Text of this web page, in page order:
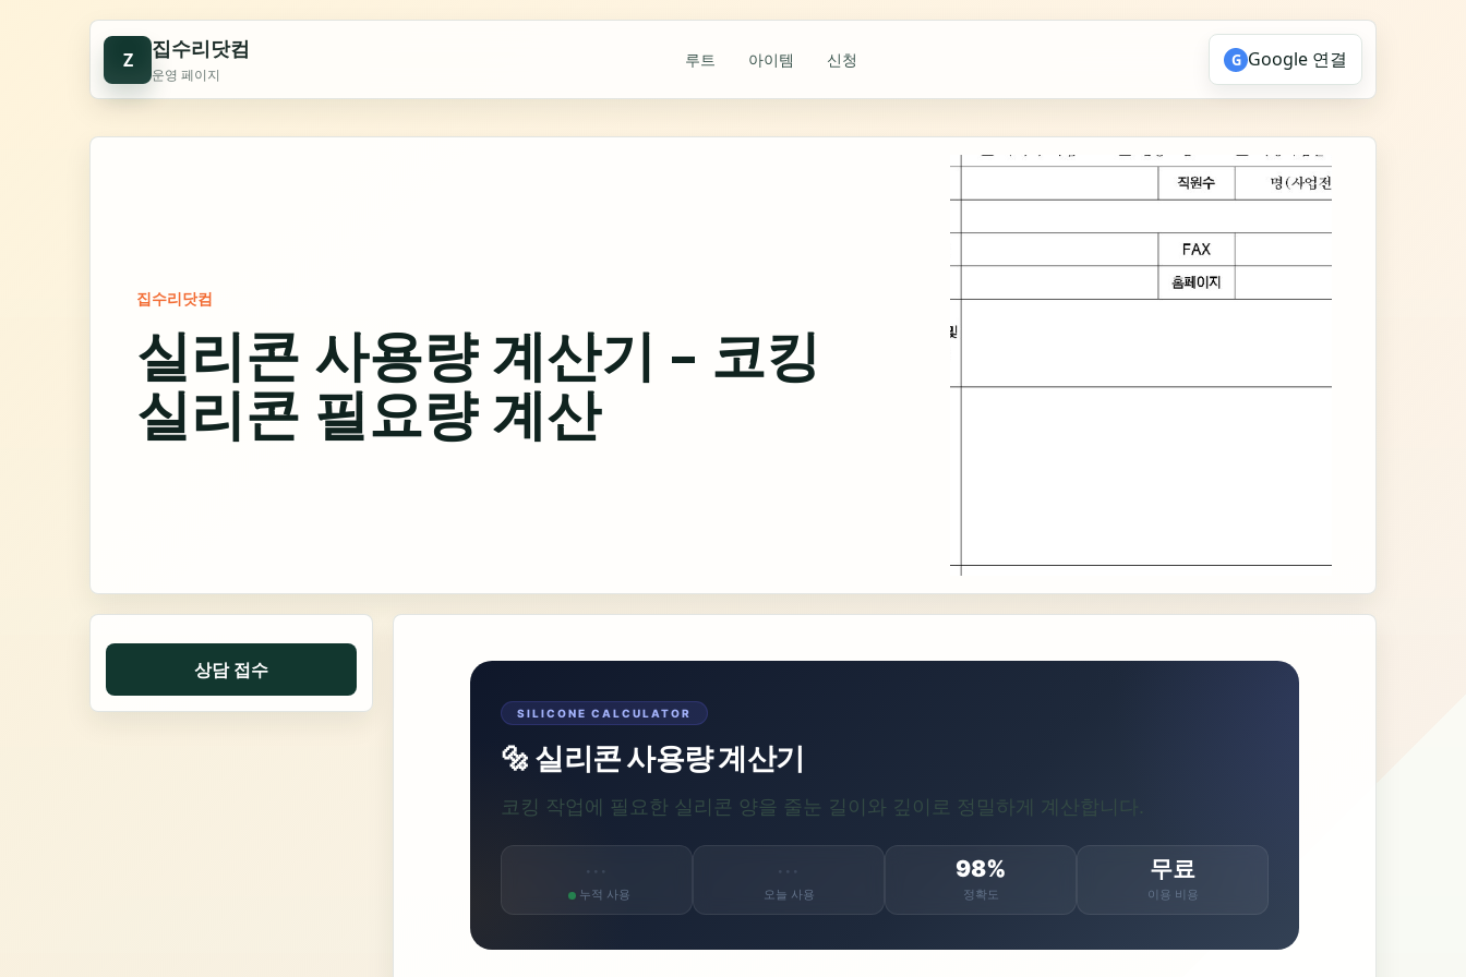
Z 집수리닷컴
운영 페이지
루트 아이템 신청 G Google 연결
집수리닷컴
실리콘 사용량 계산기 – 코킹
실리콘 필요량 계산
상담 접수
SILICONE CALCULATOR
🔩 실리콘 사용량 계산기
코킹 작업에 필요한 실리콘 양을 줄눈 길이와 깊이로 정밀하게 계산합니다.
···
누적 사용
···
오늘 사용
98%
정확도
무료
이용 비용